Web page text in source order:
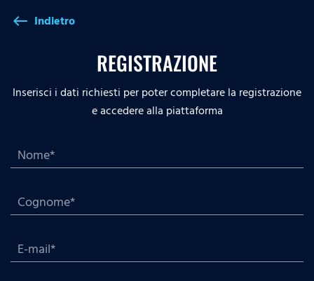
west Indietro
REGISTRAZIONE
Inserisci i dati richiesti per poter completare la registrazione
e accedere alla piattaforma